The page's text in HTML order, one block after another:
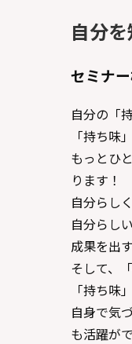
自分
セミナ
自分の「
「持ち味
もっとひ
ります！
自分らし
自分らし
成果を出
そして、
「持ち味
自身で気
も活躍が